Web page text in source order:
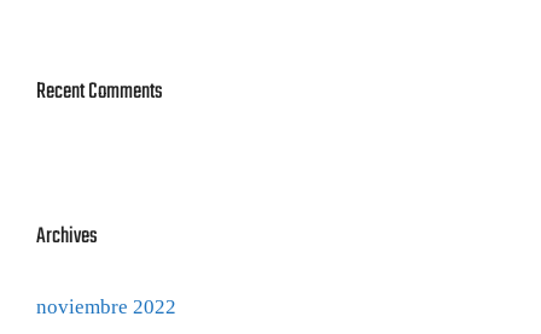
Recent Comments
Archives
noviembre 2022